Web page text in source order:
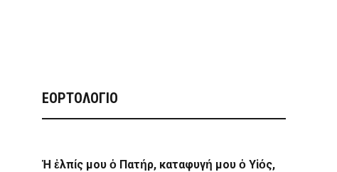
ΕΟΡΤΟΛΟΓΙΟ
Ἡ ἐλπίς μου ὁ Πατήρ, καταφυγή μου ὁ Υἱός,